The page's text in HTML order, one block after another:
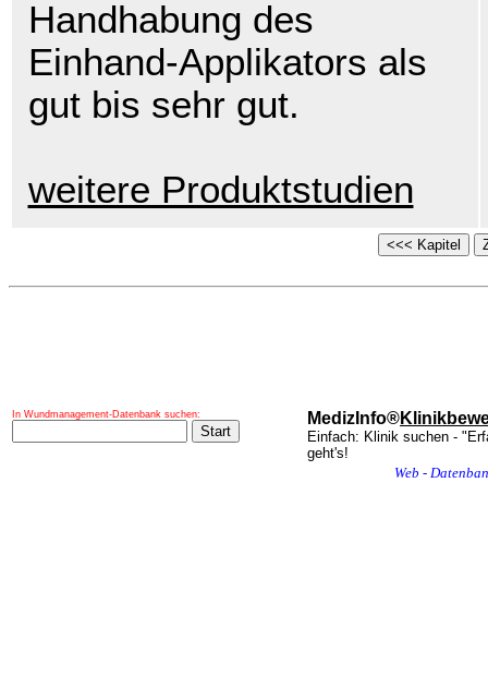
Handhabung des
Einhand-Applikators als
gut bis sehr gut.
weitere Produktstudien
In Wundmanagement-Datenbank suchen: MedizInfo®
Einfach: Klinik suchen -
geht's!
Web -